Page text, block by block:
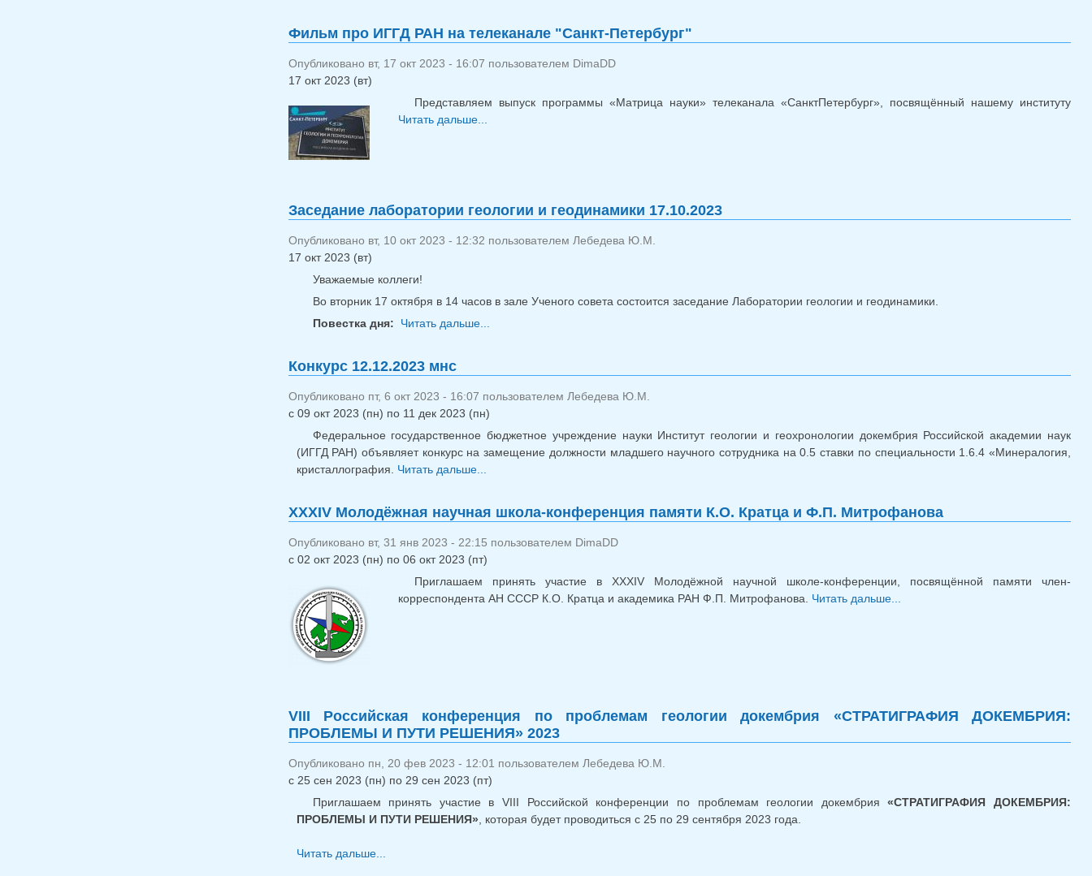
Фильм про ИГГД РАН на телеканале "Санкт-Петербург"
Опубликовано вт, 17 окт 2023 - 16:07 пользователем DimaDD
17 окт 2023 (вт)
Представляем выпуск программы «Матрица науки» телеканала «СанктПетербург», посвящённый нашему институту
Читать дальше...
Заседание лаборатории геологии и геодинамики 17.10.2023
Опубликовано вт, 10 окт 2023 - 12:32 пользователем Лебедева Ю.М.
17 окт 2023 (вт)
Уважаемые коллеги!
Во вторник 17 октября в 14 часов в зале Ученого совета состоится заседание Лаборатории геологии и геодинамики.
Повестка дня:
Читать дальше...
Конкурс 12.12.2023 мнс
Опубликовано пт, 6 окт 2023 - 16:07 пользователем Лебедева Ю.М.
с 09 окт 2023 (пн) по 11 дек 2023 (пн)
Федеральное государственное бюджетное учреждение науки Институт геологии и геохронологии докембрия Российской академии наук
(ИГГД РАН) объявляет конкурс на замещение должности младшего научного сотрудника на 0.5 ставки по специальности 1.6.4 «Минералогия,
кристаллография. Читать дальше...
XXXIV Молодёжная научная школа-конференция памяти К.О. Кратца и Ф.П. Митрофанова
Опубликовано вт, 31 янв 2023 - 22:15 пользователем DimaDD
с 02 окт 2023 (пн) по 06 окт 2023 (пт)
Приглашаем принять участие в XXXIV Молодёжной научной школе-конференции, посвящённой памяти член-
корреспондента АН СССР К.О. Кратца и академика РАН Ф.П. Митрофанова. Читать дальше...
VIII Российская конференция по проблемам геологии докембрия «СТРАТИГРАФИЯ ДОКЕМБРИЯ:
ПРОБЛЕМЫ И ПУТИ РЕШЕНИЯ» 2023
Опубликовано пн, 20 фев 2023 - 12:01 пользователем Лебедева Ю.М.
с 25 сен 2023 (пн) по 29 сен 2023 (пт)
Приглашаем принять участие в VIII Российской конференции по проблемам геологии докембрия«СТРАТИГРАФИЯ ДОКЕМБРИЯ:
ПРОБЛЕМЫ И ПУТИ РЕШЕНИЯ» , которая будет проводиться с 25 по 29 сентября 2023 года.
Читать дальше...